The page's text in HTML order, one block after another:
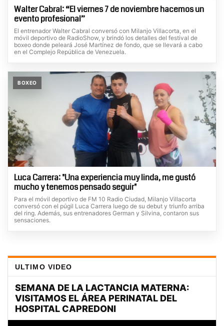
Walter Cabral: “El viernes 7 de noviembre hacemos un
evento profesional”
El entrenador Walter Cabral conversó con Milanjo Villacorta, en el
móvil deportivo de RadioShow, y brindó los detalles del festival de
boxeo donde peleará José Martínez de fondo, que se llevará a cabo
en el Complejo República de Venezuela.
BOXEO
Luca Carrera: "Una experiencia muy linda, me gustó
mucho y tenemos pensado seguir"
Para el móvil deportivo de FM 10 Radio Ciudad, Milanjo Villacorta
conversó con el púgil Luca Carrera luego de su debut y triunfo arriba
del ring. Además, sus entrenadores German y Silvina, contaron sus
sensaciones.
ULTIMO VIDEO